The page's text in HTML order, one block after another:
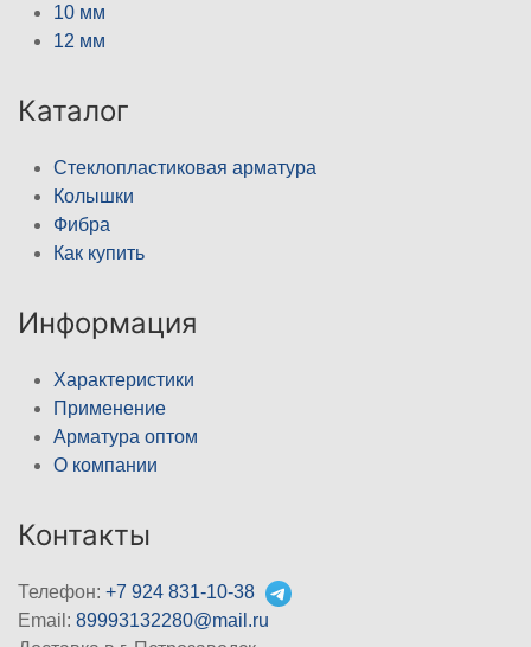
10 мм
12 мм
Каталог
Стеклопластиковая арматура
Колышки
Фибра
Как купить
Информация
Характеристики
Применение
Арматура оптом
О компании
Контакты
Телефон: +7 924 831-10-38
Email: 89993132280@mail.ru